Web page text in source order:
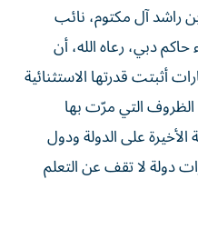
راشد آل مكتوم، نائب
دبي، رعاه الله، أن
أثبتت قدرتها الاستثنائية
الظروف التي مرّت بها
الأخيرة على الدولة ودول
دولة لا تقف عن التعلم